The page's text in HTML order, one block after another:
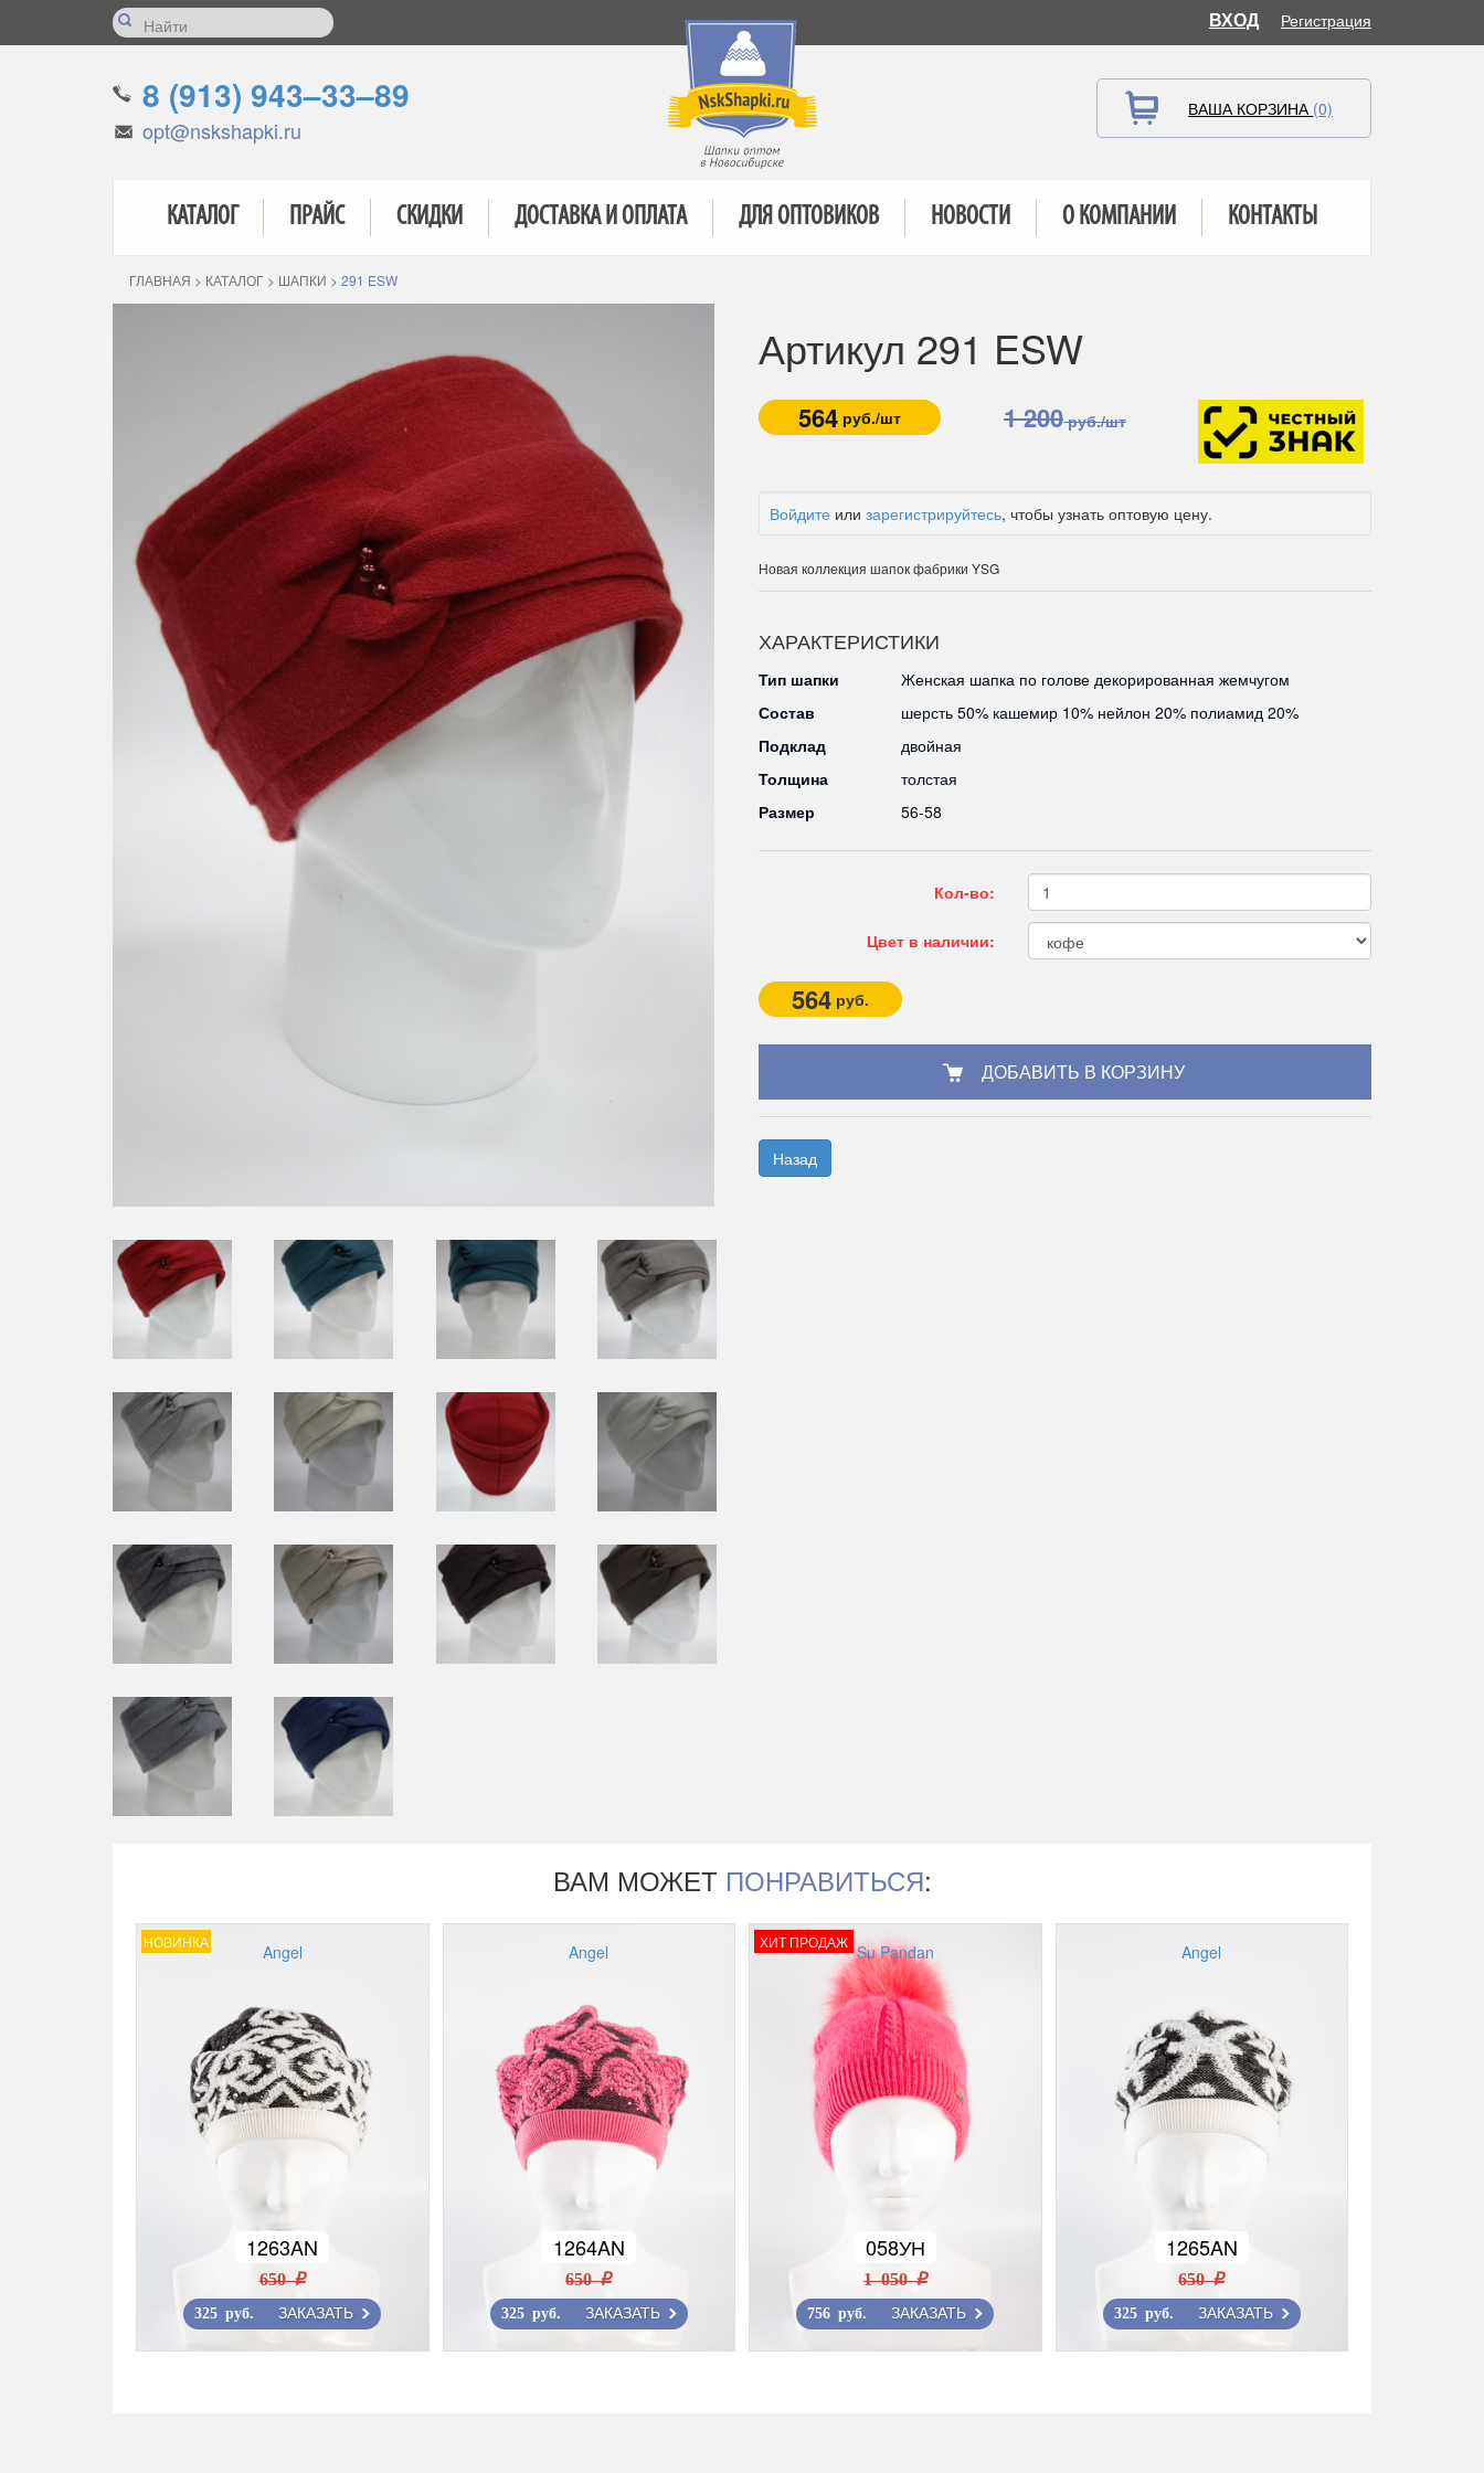
ВХОД Регистрация
8 (913) 943–33–89
opt@nskshapki.ru
ВАША КОРЗИНА (0)
КАТАЛОГ ПРАЙС СКИДКИ ДОСТАВКА И ОПЛАТА ДЛЯ ОПТОВИКОВ НОВОСТИ О КОМПАНИИ КОНТАКТЫ
ГЛАВНАЯ > КАТАЛОГ > ШАПКИ > 291 ESW
Артикул 291 ESW
564 руб./шт 1 200руб./шт
Войдите или зарегистрируйтесь, чтобы узнать оптовую цену.
Новая коллекция шапок фабрики YSG
ХАРАКТЕРИСТИКИ
Тип шапки
Женская шапка по голове декорированная жемчугом
Состав
шерсть 50% кашемир 10% нейлон 20% полиамид 20%
Подклад
двойная
Толщина
толстая
Размер
56-58
Кол-во:
Цвет в наличии:
564 руб.
Назад
ВАМ МОЖЕТ ПОНРАВИТЬСЯ:
НОВИНКА Angel
1263AN
650 r
325 руб. ЗАКАЗАТЬ
Angel
1264AN
650 r
325 руб. ЗАКАЗАТЬ
ХИТ ПРОДАЖ Su Pandan
058УН
1 050 r
756 руб. ЗАКАЗАТЬ
Angel
1265AN
650 r
325 руб. ЗАКАЗАТЬ